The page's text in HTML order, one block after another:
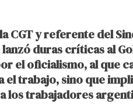
CGT y referente del
duras críticas al
el oficialismo, al que
el trabajo, sino que
los trabajadores